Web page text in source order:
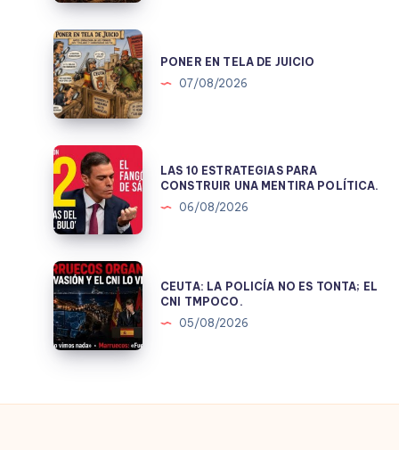
1978.
PONER
EN
TELA
DE
JUICIO
PONER EN TELA DE JUICIO
07/08/2026
LAS
10
ESTRATEGIAS
PARA
CONSTRUIR
UNA
MENTIRA
POLÍTICA.
LAS 10 ESTRATEGIAS PARA
CONSTRUIR UNA MENTIRA POLÍTICA.
06/08/2026
CEUTA:
LA
POLICÍA
NO
ES
EL
CEUTA: LA POLICÍA NO ES TONTA; EL
CNI TMPOCO.
05/08/2026